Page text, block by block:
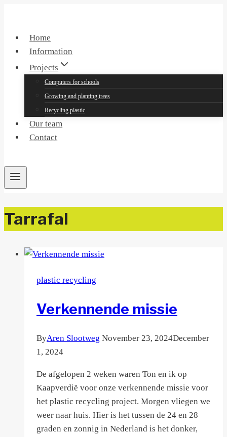
contentHome
Information
Projects
Computers for schools
Growing and planting trees
Recycling plastic
Our team
Contact
Tarrafal
plastic recycling
Verkennende missie
ByAren Slootweg November 23, 2024December
1, 2024
De afgelopen 2 weken waren Ton en ik op
Kaapverdië voor onze verkennende missie voor
het plastic recycling project. Morgen vliegen we
weer naar huis. Hier is het tussen de 24 en 28
graden en zonnig in Nederland is het donker,